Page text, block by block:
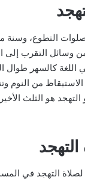
التطوع، وسنة
من وسائل التقرب إلى
كالسهر طوال
من النوم
هو الثلث